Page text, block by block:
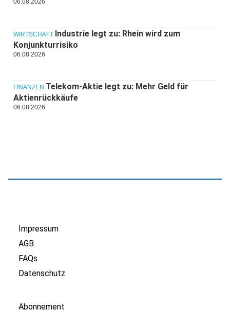
06.08.2026
WIRTSCHAFT Industrie legt zu: Rhein wird zum
Konjunkturrisiko
06.08.2026
FINANZEN Telekom-Aktie legt zu: Mehr Geld für
Aktienrückkäufe
06.08.2026
Impressum
AGB
FAQs
Datenschutz
Abonnement